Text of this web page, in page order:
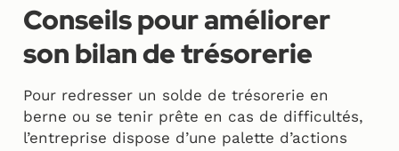
Conseils pour améliorer
son bilan de trésorerie
Pour redresser un solde de trésorerie en
berne ou se tenir prête en cas de difficultés,
l’entreprise dispose d’une palette d’actions